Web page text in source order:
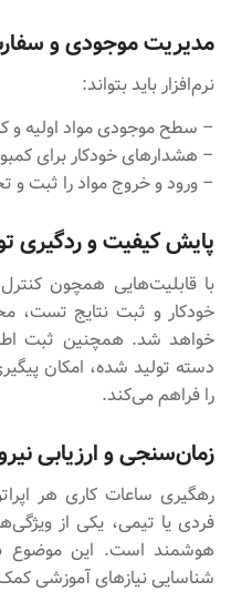
مدیریت موجودی و
نرم‌افزار باید بتواند:
– سطح موجودی مواد اولیه و
– هشدارهای خودکار برای
– ورود و خروج مواد را ثبت و
پایش کیفیت و ردگیری
با قابلیت‌هایی همچون
خودکار و ثبت نتایج تست،
خواهد شد. همچنین ثبت
دسته تولید شده، امکان
را فراهم می‌کند.
زمان‌سنجی و ارزیابی
رهگیری ساعات کاری هر
فردی یا تیمی، یکی از
هوشمند است. این موضوع
شناسایی نیازهای آموزشی